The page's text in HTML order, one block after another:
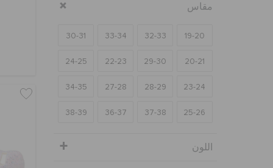
مقاس
19-20
32-33
33-34
30-31
20-21
29-30
22-23
24-25
23-24
28-29
27-28
34-35
25-26
37-38
36-37
38-39
اللون